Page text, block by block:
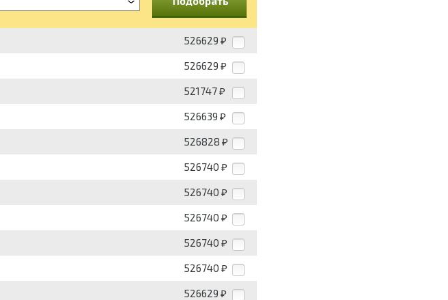
526629 ₽
526629 ₽
521747 ₽
526639 ₽
526828 ₽
526740 ₽
526740 ₽
526740 ₽
526740 ₽
526740 ₽
526629 ₽